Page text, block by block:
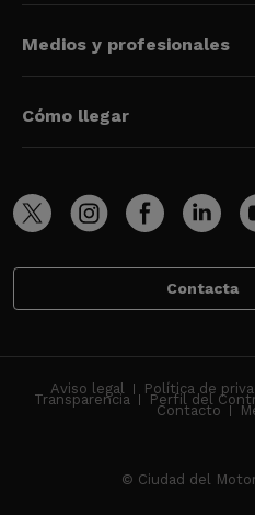
Medios y profesionales
Cómo llegar
Contacta
Aviso legal Política de
Transparencia Perfil del
Contacto
© Ciudad del